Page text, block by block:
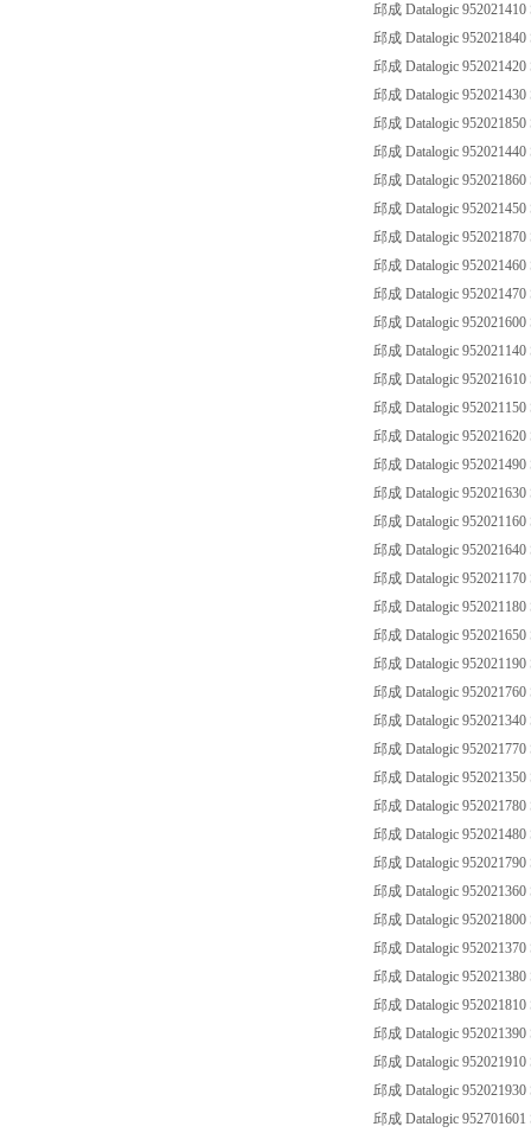
邱成 Datalogic
邱成 Datalogic
邱成 Datalogic
邱成 Datalogic
邱成 Datalogic
邱成 Datalogic
邱成 Datalogic
邱成 Datalogic
邱成 Datalogic
邱成 Datalogic
邱成 Datalogic
邱成 Datalogic
邱成 Datalogic
邱成 Datalogic
邱成 Datalogic
邱成 Datalogic
邱成 Datalogic
邱成 Datalogic
邱成 Datalogic
邱成 Datalogic
邱成 Datalogic
邱成 Datalogic
邱成 Datalogic
邱成 Datalogic
邱成 Datalogic
邱成 Datalogic
邱成 Datalogic
邱成 Datalogic
邱成 Datalogic
邱成 Datalogic
邱成 Datalogic
邱成 Datalogic
邱成 Datalogic
邱成 Datalogic
邱成 Datalogic
邱成 Datalogic
邱成 Datalogic
邱成 Datalogic
邱成 Datalogic
邱成 Datalogic